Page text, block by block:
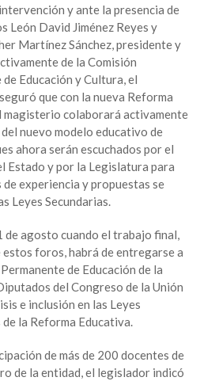
y ante la presencia de
León David Jiménez Reyes y
Martínez Sánchez, presidente y
de la Comisión
Educación y Cultura, el
que con la nueva Reforma
magisterio colaborará activamente
nuevo modelo educativo de
ahora serán escuchados por el
Estado y por la Legislatura para
de experiencia y propuestas se
Leyes Secundarias.
de agosto cuando el trabajo final,
foros, habrá de entregarse a
de Educación de la
del Congreso de la Unión
e inclusión en las Leyes
la Reforma Educativa.
de más de 200 docentes de
de la entidad, el legislador indicó